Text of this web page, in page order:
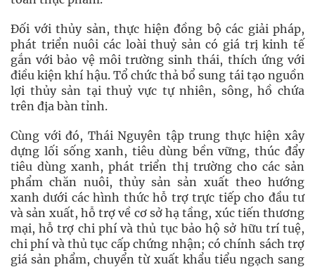
Đối với thủy sản, thực hiện đồng bộ các giải pháp,
phát triển nuôi các loài thuỷ sản có giá trị kinh tế
gắn với bảo vệ môi trường sinh thái, thích ứng với
điều kiện khí hậu. Tổ chức thả bổ sung tái tạo nguồn
lợi thủy sản tại thuỷ vực tự nhiên, sông, hồ chứa
trên địa bàn tỉnh.
Cùng với đó, Thái Nguyên tập trung thực hiện xây
dựng lối sống xanh, tiêu dùng bền vững, thúc đẩy
tiêu dùng xanh, phát triển thị trường cho các sản
phẩm chăn nuôi, thủy sản sản xuất theo hướng
xanh dưới các hình thức hỗ trợ trực tiếp cho đầu tư
và sản xuất, hỗ trợ về cơ sở hạ tầng, xúc tiến thương
mại, hỗ trợ chi phí và thủ tục bảo hộ sở hữu trí tuệ,
chi phí và thủ tục cấp chứng nhận; có chính sách trợ
giá sản phẩm, chuyển từ xuất khẩu tiểu ngạch sang